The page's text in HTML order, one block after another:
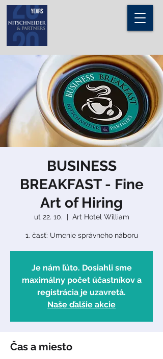
BUSINESS
BREAKFAST - Fine
Art of Hiring
ut 22. 10.
  |
Art Hotel William
1. časť: Umenie správneho náboru
Je nám ľúto. Dosiahli sme
maximálny počet účastníkov a
registrácia je uzavretá.
Naše ďalšie akcie
Čas a miesto